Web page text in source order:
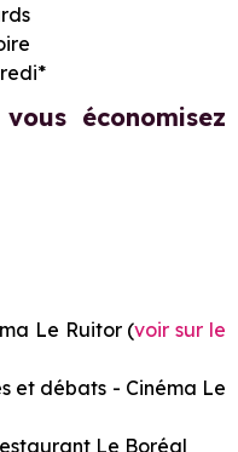
économisez
Le Ruitor (voir sur le
et débats - Cinéma Le
Le Boréal